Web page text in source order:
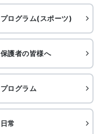
プログラム(スポーツ)
保護者の皆様へ
プログラム
日常